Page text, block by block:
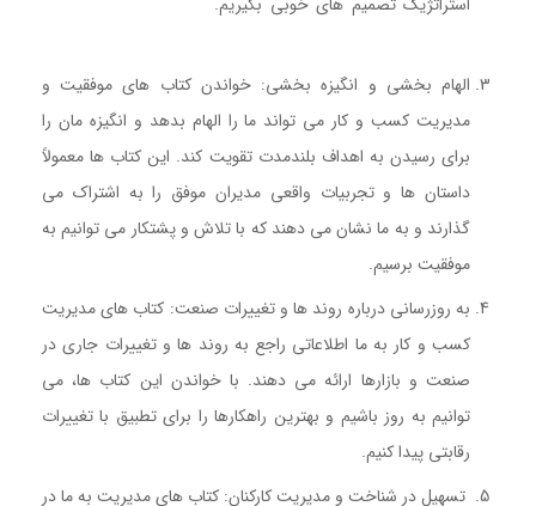
الهام بخشی و انگیزه بخشی: خواندن کتاب های موفقیت و
مدیریت کسب و کار می تواند ما را الهام بدهد و انگیزه مان را
برای رسیدن به اهداف بلندمدت تقویت کند. این کتاب ها معمولاً
داستان ها و تجربیات واقعی مدیران موفق را به اشتراک می
گذارند و به ما نشان می دهند که با تلاش و پشتکار می توانیم به
موفقیت برسیم.
به روزرسانی درباره روند ها و تغییرات صنعت: کتاب های مدیریت
کسب و کار به ما اطلاعاتی راجع به روند ها و تغییرات جاری در
صنعت و بازارها ارائه می دهند. با خواندن این کتاب ها، می
توانیم به روز باشیم و بهترین راهکارها را برای تطبیق با تغییرات
رقابتی پیدا کنیم.
تسهیل در شناخت و مدیریت کارکنان: کتاب های مدیریت به ما در